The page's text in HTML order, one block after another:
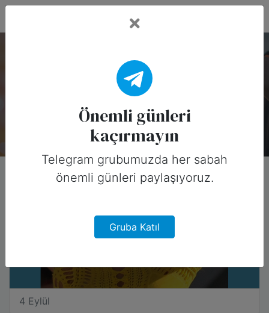
Önemli Günler: Müzik
Bu koleksiyonda 30 özel gün var.
4 Eylül
Önemli günleri
kaçırmayın
Telegram grubumuzda her sabah
önemli günleri paylaşıyoruz.
Gruba Katıl